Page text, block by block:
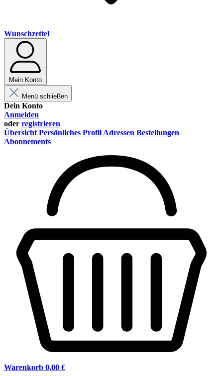
Wunschzettel
Mein Konto
Menü schließen
Dein Konto
Anmelden
oder registrieren
Übersicht Persönliches Profil Adressen Bestellungen
Abonnements
Warenkorb 0,00 €